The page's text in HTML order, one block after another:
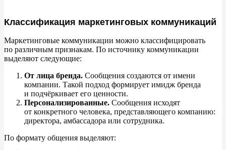
Классификация маркетинговых коммуникаций
Маркетинговые коммуникации можно классифицировать
по различным признакам. По источнику коммуникации
выделяют следующие:
От лица бренда. Сообщения создаются от имени
компании. Такой подход формирует имидж бренда
и подчёркивает его ценности.
Персонализированные. Сообщения исходят
от конкретного человека, представляющего компанию:
директора, амбассадора или сотрудника.
По формату общения выделяют: